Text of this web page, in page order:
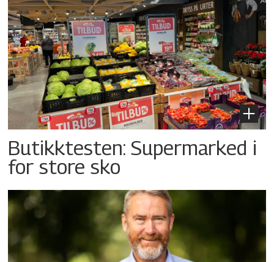
Butikktesten: Supermarked i
for store sko